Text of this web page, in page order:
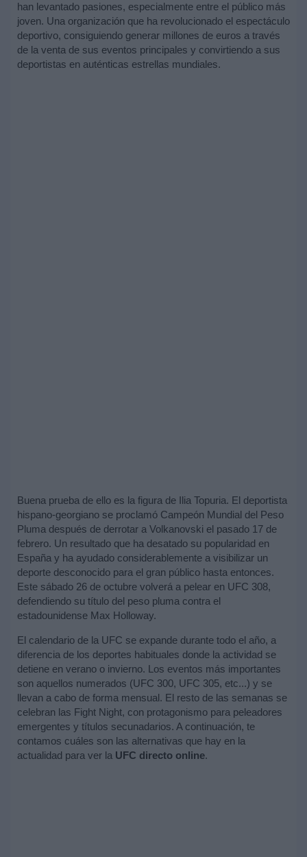
han levantado pasiones, especialmente entre el público más
joven. Una organización que ha revolucionado el espectáculo
deportivo, consiguiendo generar millones de euros a través
de la venta de sus eventos principales y convirtiendo a sus
deportistas en auténticas estrellas mundiales.
Buena prueba de ello es la figura de Ilia Topuria. El deportista
hispano-georgiano se proclamó Campeón Mundial del Peso
Pluma después de derrotar a Volkanovski el pasado 17 de
febrero. Un resultado que ha desatado su popularidad en
España y ha ayudado considerablemente a visibilizar un
deporte desconocido para el gran público hasta entonces.
Este sábado 26 de octubre volverá a pelear en UFC 308,
defendiendo su título del peso pluma contra el
estadounidense Max Holloway.
El calendario de la UFC se expande durante todo el año, a
diferencia de los deportes habituales donde la actividad se
detiene en verano o invierno. Los eventos más importantes
son aquellos numerados (UFC 300, UFC 305, etc...) y se
llevan a cabo de forma mensual. El resto de las semanas se
celebran las Fight Night, con protagonismo para peleadores
emergentes y títulos secunadarios. A continuación, te
contamos cuáles son las alternativas que hay en la
actualidad para ver la UFC directo online.